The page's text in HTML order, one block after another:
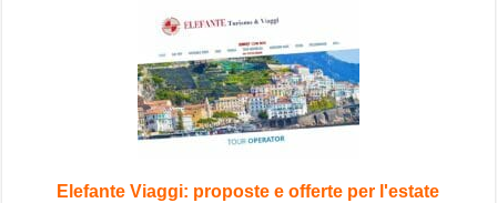
Elefante Viaggi: proposte e offerte per l'estate